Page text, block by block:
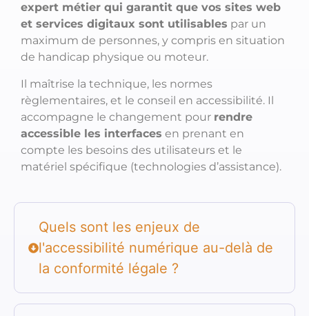
expert métier qui garantit que vos sites web
et services digitaux sont utilisables par un
maximum de personnes, y compris en situation
de handicap physique ou moteur.
Il maîtrise la technique, les normes
règlementaires, et le conseil en accessibilité. Il
accompagne le changement pour rendre
accessible les interfaces en prenant en
compte les besoins des utilisateurs et le
matériel spécifique (technologies d’assistance).
Quels sont les enjeux de
l'accessibilité numérique au-delà de
la conformité légale ?